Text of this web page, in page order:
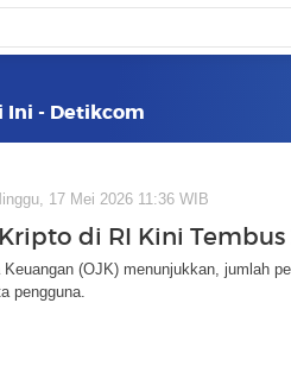
Ini - Detikcom
17 Mei 2026 11:36 WIB
di RI Kini Tembus
(OJK) menunjukkan, jumlah
pengguna.